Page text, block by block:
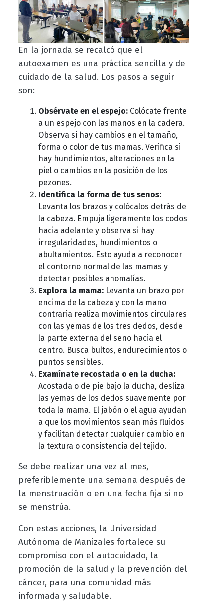
En la jornada se recalcó que el
autoexamen es una práctica sencilla y de
cuidado de la salud. Los pasos a seguir
son:
Obsérvate en el espejo:Colócate frente
a un espejo con las manos en la cadera.
Observa si hay cambios en el tamaño,
forma o color de tus mamas. Verifica si
hay hundimientos, alteraciones en la
piel o cambios en la posición de los
pezones.
Identifica la forma de tus senos:
Levanta los brazos y colócalos detrás de
la cabeza. Empuja ligeramente los codos
hacia adelante y observa si hay
irregularidades, hundimientos o
abultamientos. Esto ayuda a reconocer
el contorno normal de las mamas y
detectar posibles anomalías.
Explora la mama:Levanta un brazo por
encima de la cabeza y con la mano
contraria realiza movimientos circulares
con las yemas de los tres dedos, desde
la parte externa del seno hacia el
centro. Busca bultos, endurecimientos o
puntos sensibles.
Examínate recostada o en la ducha:
Acostada o de pie bajo la ducha, desliza
las yemas de los dedos suavemente por
toda la mama. El jabón o el agua ayudan
a que los movimientos sean más fluidos
y facilitan detectar cualquier cambio en
la textura o consistencia del tejido.
Se debe realizar una vez al mes,
preferiblemente una semana después de
la menstruación o en una fecha fija si no
se menstrúa.
Con estas acciones, la Universidad
Autónoma de Manizales fortalece su
compromiso con el autocuidado, la
promoción de la salud y la prevención del
cáncer, para una comunidad más
informada y saludable.